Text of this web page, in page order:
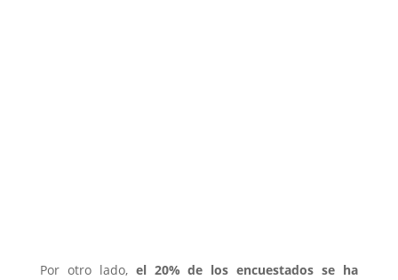
Por otro lado,el 20% de los encuestados se ha